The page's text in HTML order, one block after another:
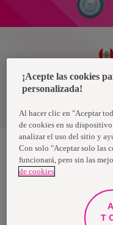
Política
Nosotras, una marca de
higiene y salud. Cada día,
propósito es romper
consumidores, pacientes,
general. Vendemos en
principales marcas
¡Acepte las cookies
personalizada!
Al hacer clic en "Aceptar
de cookies en su
analizar el uso del sitio y
Con solo "Aceptar solo las
funcionará, pero sin las
de cookies